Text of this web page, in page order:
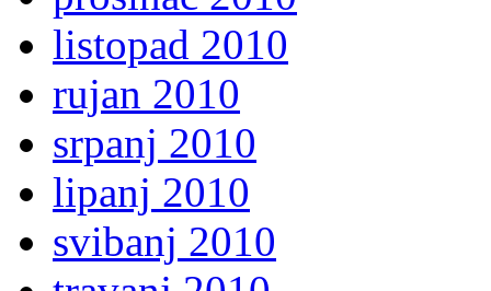
listopad 2010
rujan 2010
srpanj 2010
lipanj 2010
svibanj 2010